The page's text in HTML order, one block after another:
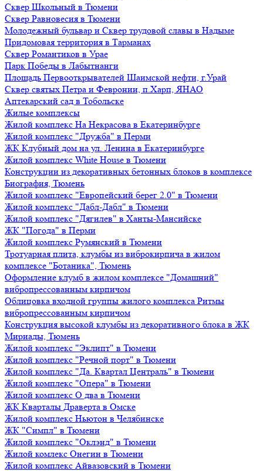
Сквер Школьный в Тюмени
Сквер Равновесия в Тюмени
Молодежный бульвар и Сквер трудовой славы в Надыме
Придомовая территория в Тарманах
Сквер Романтиков в Урае
Парк Победы в Лабытнанги
Площадь Первооткрывателей Шаимской нефти, г.Урай
Сквер святых Петра и Февронии, п.Харп, ЯНАО
Аптекарский сад в Тобольске
Жилые комплексы
Жилой комплекс На Некрасова в Екатеринбурге
Жилой комплекс "Дружба" в Перми
ЖК Клубный дом на ул. Ленина в Екатеринбурге
Жилой комплекс White House в Тюмени
Конструкции из декоративных бетонных блоков в комплексе
Биография, Тюмень
Жилой комплекс "Европейский берег 2.0" в Тюмени
Жилой комплекс "Дабл-Дабл" в Тюмени
Жилой комплекс "Дягилев" в Ханты-Мансийске
ЖК "Погода" в Перми
Жилой комплекс Румянский в Тюмени
Тротуарная плита, клумбы из виброкирпича в жилом
комплексе "Ботаника", Тюмень
Оформление клумб в жилом комплексе "Домашний"
вибропрессованным кирпичом
Облицовка входной группы жилого комплекса Ритмы
вибропрессованным кирпичом
Конструкция высокой клумбы из декоративного блока в ЖК
Мириады, Тюмень
Жилой комплекс "Эклипт" в Тюмени
Жилой комплекс "Речной порт" в Тюмени
Жилой комплекс "Да. Квартал Централь" в Тюмени
Жилой комплекс "Опера" в Тюмени
Жилой комплекс О два в Тюмени
ЖК Кварталы Драверта в Омске
Жилой комплекс Ньютон в Челябинске
ЖК "Симпл" в Тюмени
Жилой комплекс "Оклэнд" в Тюмени
Жилой комлекс Онегин в Тюмени
Жилой комплекс Айвазовский в Тюмени